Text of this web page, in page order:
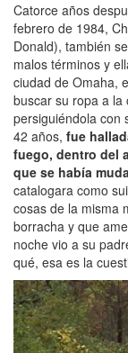
Catorce años
febrero de 1984,
Donald), también
malos términos y
ciudad de Omaha,
buscar su ropa a la
persiguiéndola con
42 años, fue
fuego, dentro del
que se había
catalogara como
cosas de la misma
borracha y que
noche vio a su
qué, esa es la